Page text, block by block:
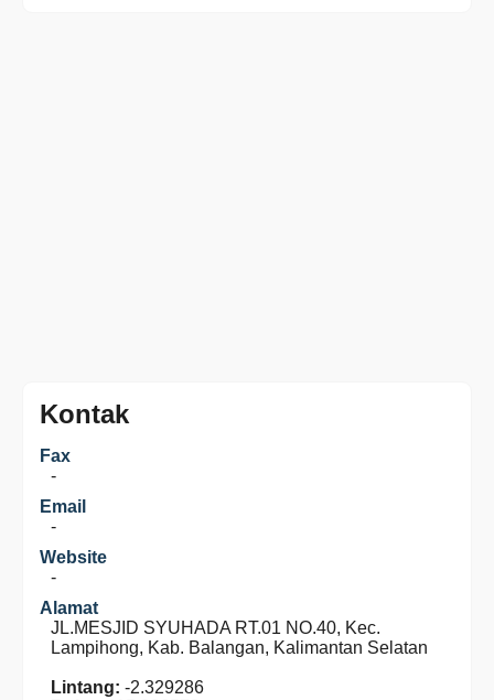
Kontak
Fax
-
Email
-
Website
-
Alamat
JL.MESJID SYUHADA RT.01 NO.40, Kec.
Lampihong, Kab. Balangan, Kalimantan Selatan
Lintang: -2.329286